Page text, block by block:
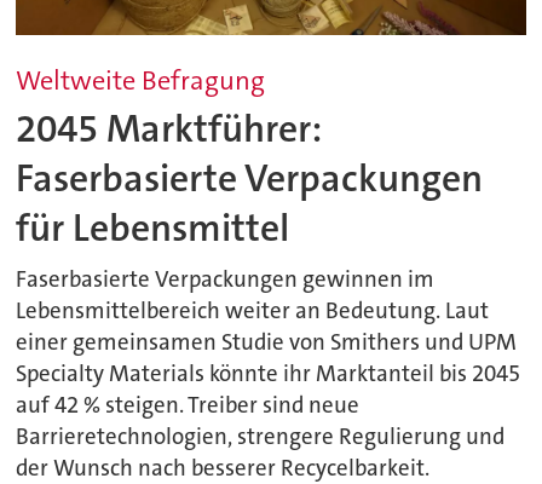
Weltweite Befragung
2045 Marktführer:
Faserbasierte Verpackungen
für Lebensmittel
Faserbasierte Verpackungen gewinnen im
Lebensmittelbereich weiter an Bedeutung. Laut
einer gemeinsamen Studie von Smithers und UPM
Specialty Materials könnte ihr Marktanteil bis 2045
auf 42 % steigen. Treiber sind neue
Barrieretechnologien, strengere Regulierung und
der Wunsch nach besserer Recycelbarkeit.